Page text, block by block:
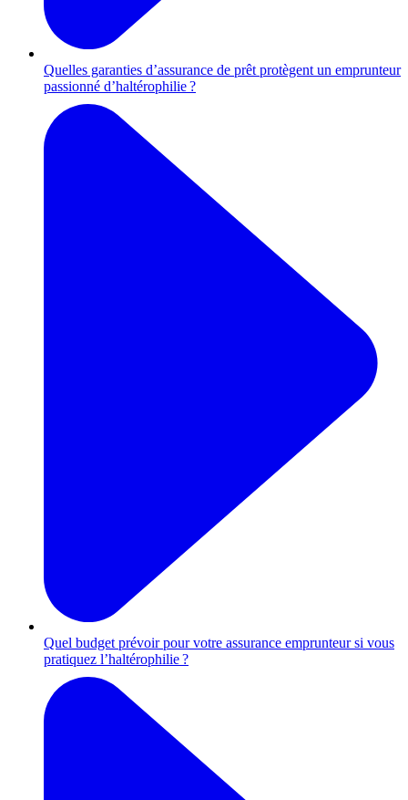
Quelles garanties d’assurance de prêt protègent un emprunteur
passionné d’haltérophilie ?
Quel budget prévoir pour votre assurance emprunteur si vous
pratiquez l’haltérophilie ?